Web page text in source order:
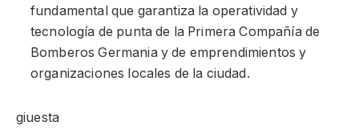
fundamental que garantiza la operatividad y
tecnología de punta de la Primera Compañía de
Bomberos Germania y de emprendimientos y
organizaciones locales de la ciudad.
giuesta